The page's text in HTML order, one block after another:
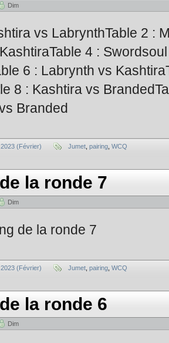
Dim
vs LabrynthTable 2 :
4 :
6 : Labrynth vs
8 : Kashtira vs
Branded
(Février) Jumet pairing WCQ
la ronde 7
Dim
de la ronde 7
(Février) Jumet pairing WCQ
la ronde 6
Dim